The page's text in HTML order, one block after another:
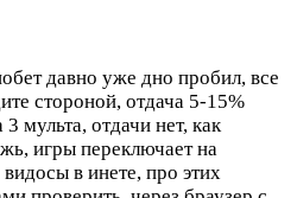
давно уже дно пробил, все
стороной, отдача 5-15%
мульта, отдачи нет, как
игры переключает на
в инете, про этих